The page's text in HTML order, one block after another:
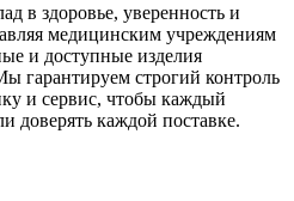
в здоровье, уверенность и
медицинским учреждениям
и доступные изделия
гарантируем строгий контроль
и сервис, чтобы каждый
доверять каждой поставке.